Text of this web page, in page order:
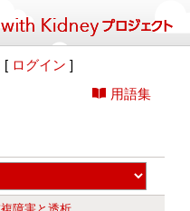
[ ログイン ]
用語集